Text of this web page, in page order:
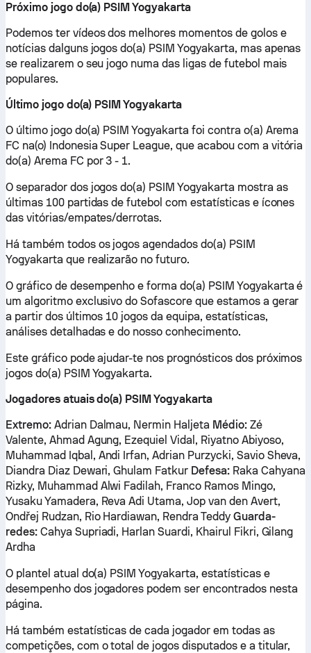
Próximo jogo do(a) PSIM Yogyakarta
Podemos ter vídeos dos melhores momentos de golos e
notícias dalguns jogos do(a) PSIM Yogyakarta, mas apenas
se realizarem o seu jogo numa das ligas de futebol mais
populares.
Último jogo do(a) PSIM Yogyakarta
O último jogo do(a) PSIM Yogyakarta foi contra o(a) Arema
FC na(o) Indonesia Super League, que acabou com a vitória
do(a) Arema FC por 3 - 1.
O separador dos jogos do(a) PSIM Yogyakarta mostra as
últimas 100 partidas de futebol com estatísticas e ícones
das vitórias/empates/derrotas.
Há também todos os jogos agendados do(a) PSIM
Yogyakarta que realizarão no futuro.
O gráfico de desempenho e forma do(a) PSIM Yogyakarta é
um algoritmo exclusivo do Sofascore que estamos a gerar
a partir dos últimos 10 jogos da equipa, estatísticas,
análises detalhadas e do nosso conhecimento.
Este gráfico pode ajudar-te nos prognósticos dos próximos
jogos do(a) PSIM Yogyakarta.
Jogadores atuais do(a) PSIM Yogyakarta
Extremo:Adrian Dalmau, Nermin Haljeta Médio:Zé
Valente, Ahmad Agung, Ezequiel Vidal, Riyatno Abiyoso,
Muhammad Iqbal, Andi Irfan, Adrian Purzycki, Savio Sheva,
Diandra Diaz Dewari, Ghulam Fatkur Defesa:Raka Cahyana
Rizky, Muhammad Alwi Fadilah, Franco Ramos Mingo,
Yusaku Yamadera, Reva Adi Utama, Jop van den Avert,
Ondřej Rudzan, Rio Hardiawan, Rendra Teddy Guarda-
redes:Cahya Supriadi, Harlan Suardi, Khairul Fikri, Gilang
Ardha
O plantel atual do(a) PSIM Yogyakarta, estatísticas e
desempenho dos jogadores podem ser encontrados nesta
página.
Há também estatísticas de cada jogador em todas as
competições, com o total de jogos disputados e a titular,